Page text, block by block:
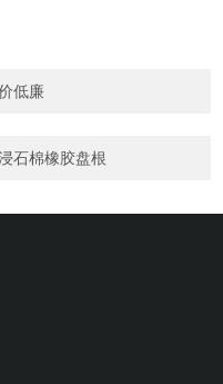
低廉
石棉橡胶盘根